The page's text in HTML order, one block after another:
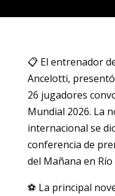
📋 El entrenador
Ancelotti,
26 jugadores
Mundial 2026. La
internacional se
conferencia de
del Mañana en Río
⚽ La principal